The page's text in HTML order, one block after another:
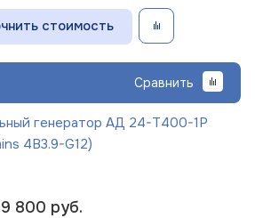
стоимость
Сравнить
генератор АД 24-Т400-1Р
4B3.9-G12)
800 руб.